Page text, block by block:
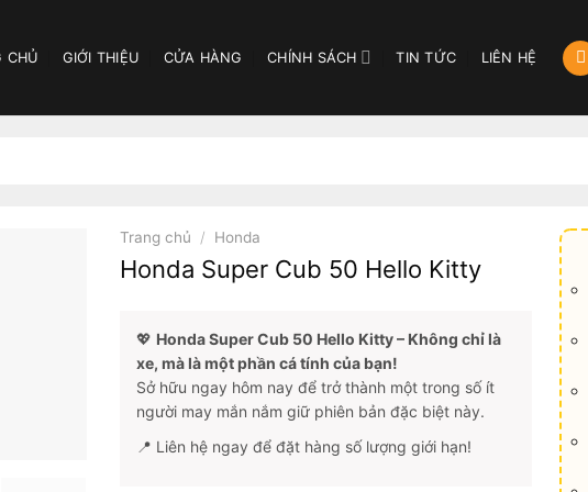
CHỦ GIỚI THIỆU CỬA HÀNG CHÍNH SÁCH TIN TỨC LIÊN HỆ
Trang chủ / Honda
Honda Super Cub 50 Hello Kitty
💖 Honda Super Cub 50 Hello Kitty – Không chỉ là
xe, mà là một phần cá tính của bạn!
Sở hữu ngay hôm nay để trở thành một trong số ít
người may mắn nắm giữ phiên bản đặc biệt này.
📍 Liên hệ ngay để đặt hàng số lượng giới hạn!